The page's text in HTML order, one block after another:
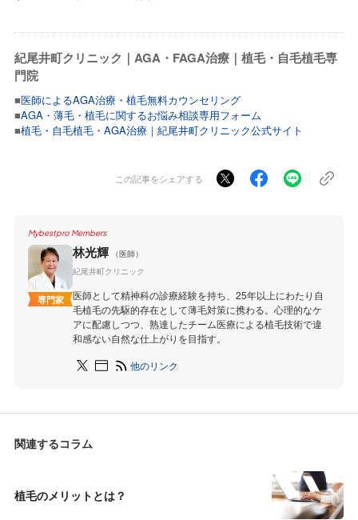
紀尾井町クリニック｜AGA・FAGA治療｜植毛・自毛植毛専
門院
■医師によるAGA治療・植毛無料カウンセリング
■AGA・薄毛・植毛に関するお悩み相談専用フォーム
■植毛・自毛植毛・AGA治療｜紀尾井町クリニック公式サイト
この記事をシェアする
Mybestpro Members
専門家
林光輝
（医師）
紀尾井町クリニック
医師として精神科の診療経験を持ち、25年以上にわたり自
毛植毛の先駆的存在として薄毛対策に携わる。心理的なケ
アに配慮しつつ、熟達したチーム医療による植毛技術で違
和感ない自然な仕上がりを目指す。
他のリンク
関連するコラム
植毛のメリットとは？